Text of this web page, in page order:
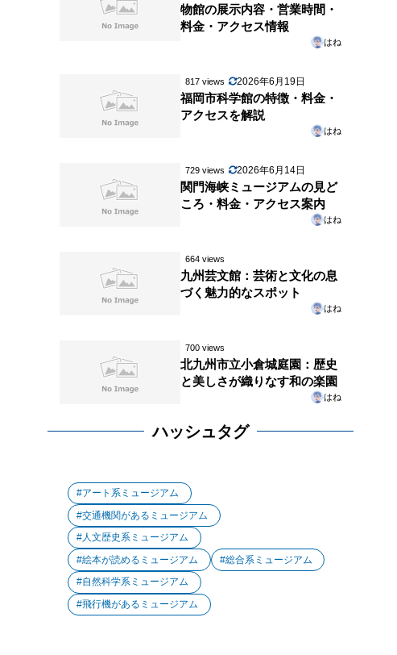
物館の展示内容・営業時間・
料金・アクセス情報
はね
817 views 2026年6月19日
福岡市科学館の特徴・料金・
アクセスを解説
はね
729 views 2026年6月14日
関門海峡ミュージアムの見ど
ころ・料金・アクセス案内
はね
664 views
九州芸文館：芸術と文化の息
づく魅力的なスポット
はね
700 views
北九州市立小倉城庭園：歴史
と美しさが織りなす和の楽園
はね
ハッシュタグ
アート系ミュージアム
交通機関があるミュージアム
人文歴史系ミュージアム
絵本が読めるミュージアム
総合系ミュージアム
自然科学系ミュージアム
飛行機があるミュージアム